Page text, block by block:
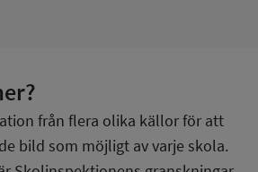
från flera olika källor för att
bild som möjligt av varje skola.